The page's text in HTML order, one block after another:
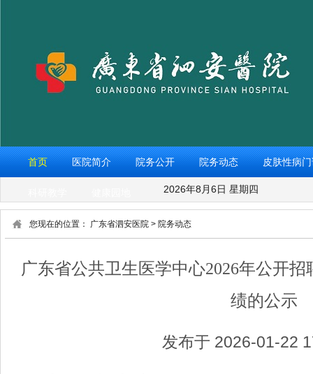
首页 医院简介 院务公开 院务动态 皮肤性病
2026年8月6日 星期四
您现在的位置： 广东省泗安医院 > 院务动态
广东省公共卫生医学中心2026年公开
绩的公示
发布于 2026-01-22